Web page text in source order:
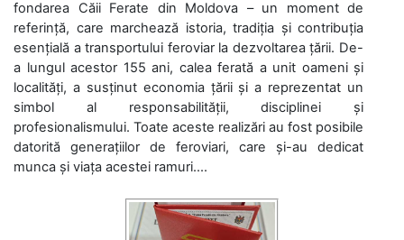
fondarea Căii Ferate din Moldova – un moment de
referință, care marchează istoria, tradiția și contribuția
esențială a transportului feroviar la dezvoltarea țării. De-
a lungul acestor 155 ani, calea ferată a unit oameni și
localități, a susținut economia țării și a reprezentat un
simbol al responsabilității, disciplinei și
profesionalismului. Toate aceste realizări au fost posibile
datorită generațiilor de feroviari, care și-au dedicat
munca și viața acestei ramuri....